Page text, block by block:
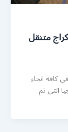
تصليح السيارات القصور 99007366 كراج متنقل
كافة انحاء
التي تم